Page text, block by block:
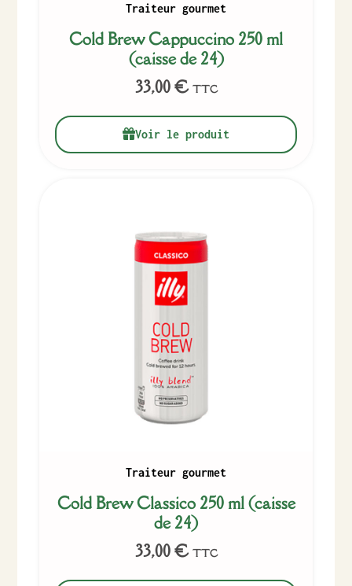
Traiteur gourmet
Cold Brew Cappuccino 250 ml
(caisse de 24)
33,00€ TTC
Voir le produit
Traiteur gourmet
Cold Brew Classico 250 ml (caisse
de 24)
33,00€ TTC